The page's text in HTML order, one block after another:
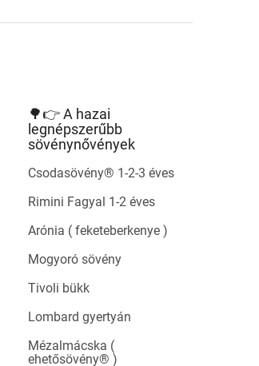
🌳👉 A hazai
legnépszerűbb
sövénynővények
Csodasövény® 1-2-3 éves
Rimini Fagyal 1-2 éves
Arónia ( feketeberkenye )
Mogyoró sövény
Tivoli bükk
Lombard gyertyán
Mézalmácska (
ehetősövény® )